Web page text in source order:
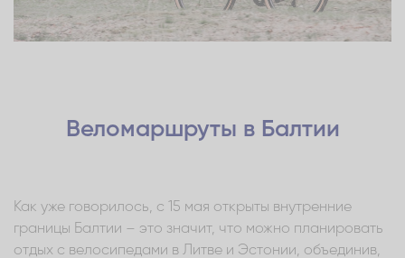
Веломаршруты в Балтии
Как уже говорилось, с 15 мая открыты внутренние
границы Балтии – это значит, что можно планировать
отдых с велосипедами в Литве и Эстонии, объединив,